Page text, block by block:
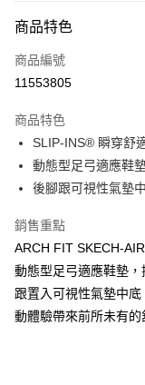
信用卡一次付款
LINE Pay
相關說明
【大哥付你分期使用說明
1.本服務由台灣大哥大提
2.付款方式選擇「大哥
流程，驗證手機門號後
3.實際核准額度、可分期
4.訂單成立30分鐘內，
消。如遇「轉專審核」
法說明評估內容。
【繳款方式說明】
1.分期款項不併入電信帳
ATM付款
宅配
商品特色
商品編號
11553805
商品特色
SLIP-INS® 瞬穿舒
動態型足弓適應鞋
後腳跟可視性氣墊
銷售重點
ARCH FIT SKECH-
動態型足弓適應鞋墊
跟置入可視性氣墊中
動體驗帶來前所未有的